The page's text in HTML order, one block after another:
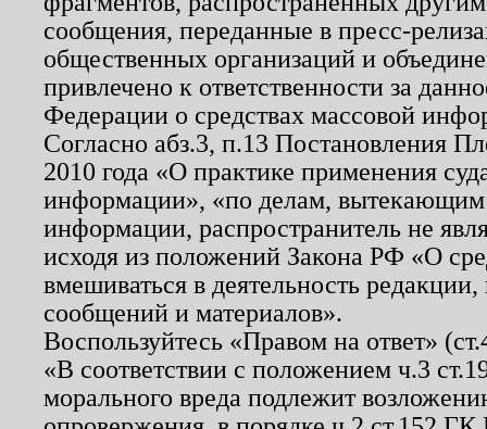
сообщения, переданные в пресс-
общественных организаций и
привлечено к ответственности за
Федерации о средствах массовой
Согласно абз.3, п.13 Постановления
2010 года «О практике применения
информации», «по делам, вытекающим
информации, распространитель не
исходя из положений Закона РФ «О
вмешиваться в деятельность
сообщений и материалов».
Воспользуйтесь «Правом на ответ»
«В соответствии с положением ч.3
морального вреда подлежит